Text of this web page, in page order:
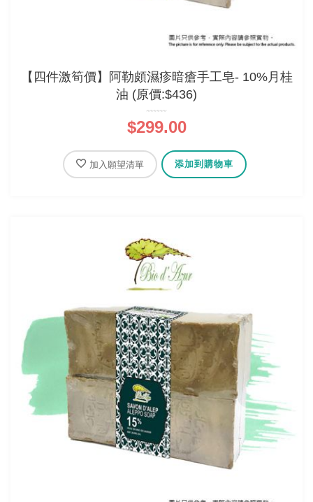
【四件激筍價】阿勒頗濕疹暗瘡手工皂- 10%月桂
油 (原價:$436)
$299.00
加入願望清單 添加到購物車